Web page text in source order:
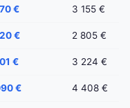
€ 3 155 €
€ 2 805 €
€ 3 224 €
€ 4 408 €